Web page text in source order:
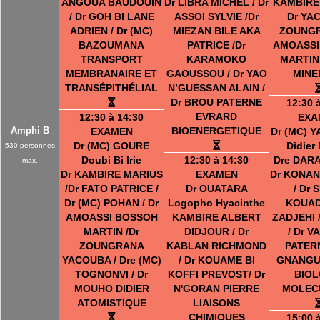
Amphi B
530 personnes
max.
/ Dr GOH BI LANE
ADRIEN / Dr (MC)
BAZOUMANA
TRANSPORT
MEMBRANAIRE ET
TRANSÉPITHÉLIAL
12:30 à 14:30
EXAMEN
Dr (MC) GOURE
Doubi Bi Irie
Dr KAMBIRE MARIUS
/Dr FATO PATRICE /
Dr (MC) POHAN / Dr
AMOASSI BOSSOH
MARTIN /Dr
ZOUNGRANA
YACOUBA / Dre (MC)
TOGNONVI / Dr
MOUHO DIDIER
ATOMISTIQUE
ASSOI SYLVIE /Dr
MIEZAN BILE AKA
PATRICE /Dr
KARAMOKO
GAOUSSOU / Dr YAO
N’GUESSAN ALAIN /
Dr BROU PATERNE
EVRARD
BIOENERGETIQUE
12:30 à 14:30
EXAMEN
Dr OUATARA
Logopho Hyacinthe
KAMBIRE ALBERT
DIDJOUR / Dr
KABLAN RICHMOND
/ Dr KOUAME BI
KOFFI PREVOST/ Dr
N'GORAN PIERRE
LIAISONS
CHIMIQUES
Dr
12:30
Dr (MC)
Didier
Dre
Dr
/ Dr
ZADJEHI
/ Dr
15:00